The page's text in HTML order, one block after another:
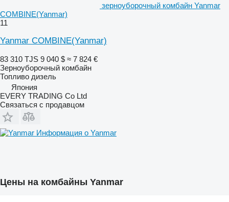
зерноуборочный комбайн Yanmar
COMBINE(Yanmar)
11
Yanmar COMBINE(Yanmar)
83 310 TJS 9 040 $ ≈ 7 824 €
Зерноуборочный комбайн
Топливо дизель
Япония
EVERY TRADING Co Ltd
Связаться с продавцом
Информация о Yanmar
Цены на комбайны Yanmar